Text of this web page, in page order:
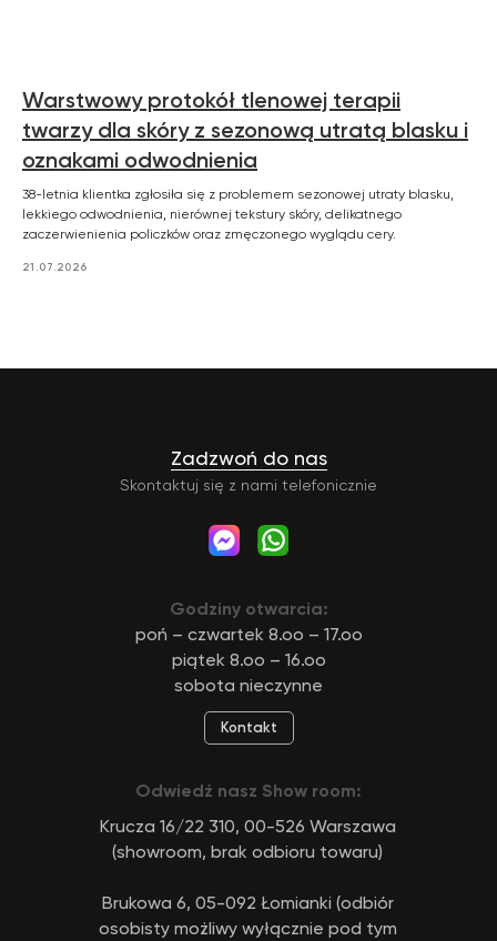
Warstwowy protokół tlenowej terapii
twarzy dla skóry z sezonową utratą blasku i
oznakami odwodnienia
38-letnia klientka zgłosiła się z problemem sezonowej utraty blasku,
lekkiego odwodnienia, nierównej tekstury skóry, delikatnego
zaczerwienienia policzków oraz zmęczonego wyglądu cery.
21.07.2026
Skontaktuj się z nami telefonicznie
Zadzwoń do nas
Godziny otwarcia:
poń – czwartek 8.oo – 17.oo
piątek 8.oo – 16.oo
sobota nieczynne
Odwiedź nasz Show room:
Krucza 16/22 310, 00-526 Warszawa
(showroom, brak odbioru towaru)
Brukowa 6, 05-092 Łomianki (odbiór
osobisty możliwy wyłącznie pod tym
Kontakt